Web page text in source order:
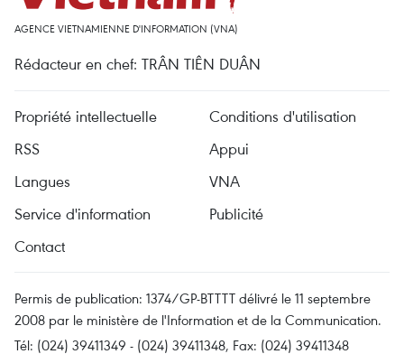
AGENCE VIETNAMIENNE D'INFORMATION (VNA)
Rédacteur en chef: TRÂN TIÊN DUÂN
Propriété intellectuelle
Conditions d'utilisation
RSS
Appui
Langues
VNA
Service d'information
Publicité
Contact
Permis de publication: 1374/GP-BTTTT délivré le 11 septembre
2008 par le ministère de l'Information et de la Communication.
Tél: (024) 39411349 - (024) 39411348, Fax: (024) 39411348